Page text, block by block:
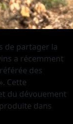
de partager la
a récemment
des
Cette
du dévouement
dans